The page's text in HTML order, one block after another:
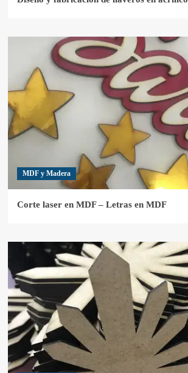
MDF y Madera
Corte laser en MDF – Letras en MDF